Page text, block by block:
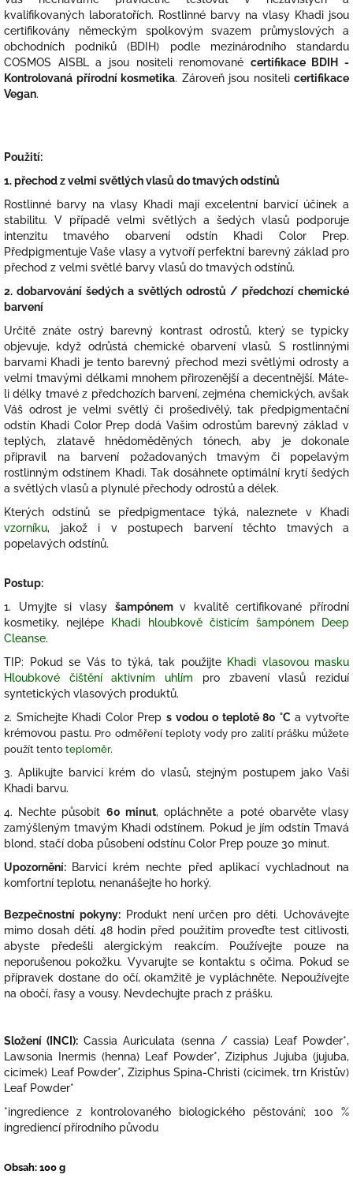
kvalifikovaných laboratořích. Rostlinné barvy na vlasy Khadi jsou
certifikovány německým spolkovým svazem průmyslových a
obchodních podniků (BDIH) podle mezinárodního standardu
COSMOS AISBL a jsou nositeli renomované certifikace BDIH -
Kontrolovaná přírodní kosmetika. Zároveň jsou nositeli certifikace
Vegan.
Použití:
1. přechod z velmi světlých vlasů do tmavých odstínů
Rostlinné barvy na vlasy Khadi mají excelentní barvicí účinek a
stabilitu. V případě velmi světlých a šedých vlasů podporuje
intenzitu tmavého obarvení odstín Khadi Color Prep.
Předpigmentuje Vaše vlasy a vytvoří perfektní barevný základ pro
přechod z velmi světlé barvy vlasů do tmavých odstínů.
2. dobarvování šedých a světlých odrostů / předchozí chemické
barvení
Určitě znáte ostrý barevný kontrast odrostů, který se typicky
objevuje, když odrůstá chemické obarvení vlasů. S rostlinnými
barvami Khadi je tento barevný přechod mezi světlými odrosty a
velmi tmavými délkami mnohem přirozenější a decentnější. Máte-
li délky tmavé z předchozích barvení, zejména chemických, avšak
Váš odrost je velmi světlý či prošedivělý, tak předpigmentační
odstín Khadi Color Prep dodá Vašim odrostům barevný základ v
teplých, zlatavě hnědoměděných tónech, aby je dokonale
připravil na barvení požadovaných tmavým či popelavým
rostlinným odstínem Khadi. Tak dosáhnete optimální krytí šedých
a světlých vlasů a plynulé přechody odrostů a délek.
Kterých odstínů se předpigmentace týká, naleznete v Khadi
vzorníku,
jakož i v postupech barvení těchto tmavých a
popelavých odstínů.
Postup:
1. Umyjte si vlasy šampónemv kvalitě certifikované přírodní
kosmetiky, nejlépe
Khadi hloubkově čisticím šampónem Deep
Cleanse.
TIP: Pokud se Vás to týká, tak použijte Khadi vlasovou masku
Hloubkové čištění aktivním uhlím pro zbavení vlasů reziduí
syntetických vlasových produktů.
2. Smíchejte Khadi Color Prep s vodou o teplotě 80 °C a vytvořte
krémovou pastu. Pro odměření teploty vody pro zalití prášku můžete
použít tentoteploměr.
3. Aplikujte barvicí krém do vlasů, stejným postupem jako Vaši
Khadi barvu.
4. Nechte působit 60 minut, opláchněte a poté obarvěte vlasy
zamýšleným tmavým Khadi odstínem. Pokud je jím odstín Tmavá
blond, stačí doba působení odstínu Color Prep pouze 30 minut.
Upozornění: Barvicí krém nechte před aplikací vychladnout na
komfortní teplotu, nenanášejte ho horký.
Bezpečnostní pokyny:Produkt není určen pro děti. Uchovávejte
mimo dosah dětí. 48 hodin před použitím proveďte test citlivosti,
abyste předešli alergickým reakcím. Používejte pouze na
neporušenou pokožku. Vyvarujte se kontaktu s očima. Pokud se
přípravek dostane do očí, okamžitě je vypláchněte. Nepoužívejte
na obočí, řasy a vousy. Nevdechujte prach z prášku.
Složení (INCI): Cassia Auriculata (senna / cassia) Leaf Powder*,
Lawsonia Inermis (henna) Leaf Powder*, Ziziphus Jujuba (jujuba,
cicimek) Leaf Powder*, Ziziphus Spina-Christi (cicimek, trn Kristův)
Leaf Powder*
*ingredience z kontrolovaného biologického pěstování; 100 %
ingrediencí přírodního původu
Obsah: 100 g